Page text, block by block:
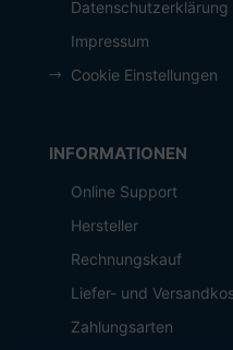
Datenschutzerklärung
Impressum
Cookie Einstellungen
INFORMATIONEN
Online Support
Hersteller
Rechnungskauf
Liefer- und
Zahlungsarten